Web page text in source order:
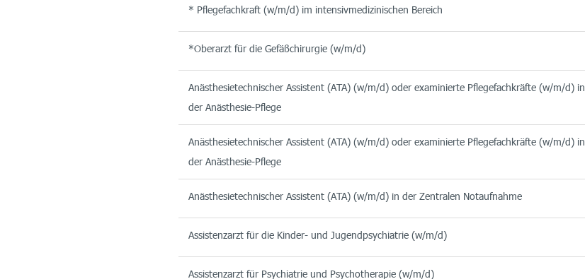
* Pflegefachkraft (w/m/d) im intensivmedizinischen Bereich
*Oberarzt für die Gefäßchirurgie (w/m/d)
Anästhesietechnischer Assistent (ATA) (w/m/d) oder examinierte Pflegefachkräfte (w/m/d) in
der Anästhesie-Pflege
Anästhesietechnischer Assistent (ATA) (w/m/d) oder examinierte Pflegefachkräfte (w/m/d) in
der Anästhesie-Pflege
Anästhesietechnischer Assistent (ATA) (w/m/d) in der Zentralen Notaufnahme
Assistenzarzt für die Kinder- und Jugendpsychiatrie (w/m/d)
Assistenzarzt für Psychiatrie und Psychotherapie (w/m/d)